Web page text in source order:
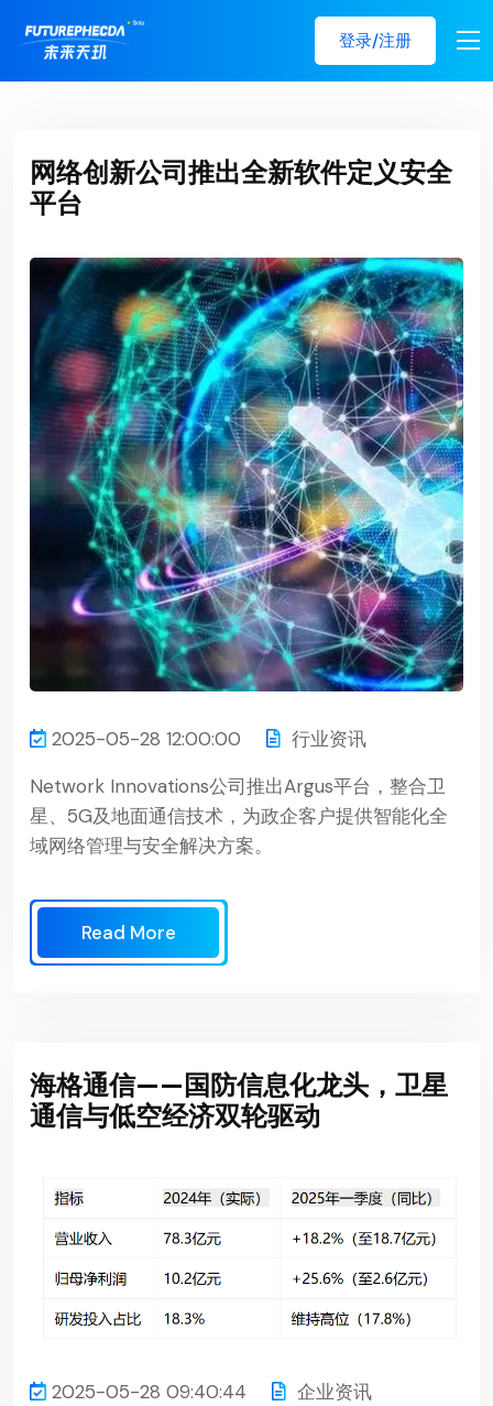
登录/注册
网络创新公司推出全新软件定义安全
平台
2025-05-28 12:00:00
行业资讯
Network Innovations公司推出Argus平台，整合卫
星、5G及地面通信技术，为政企客户提供智能化全
域网络管理与安全解决方案。
Read More
海格通信——国防信息化龙头，卫星
通信与低空经济双轮驱动
2025-05-28 09:40:44
企业资讯